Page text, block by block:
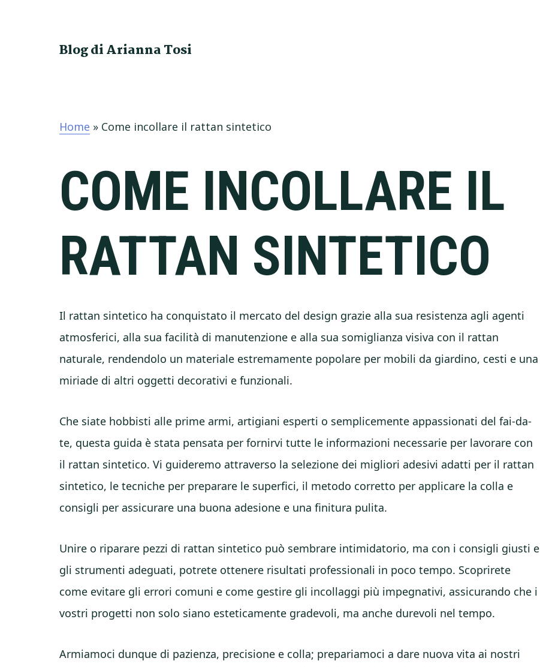
Blog di Arianna Tosi
Home » Come incollare il rattan sintetico
COME INCOLLARE IL
RATTAN SINTETICO
Il rattan sintetico ha conquistato il mercato del design grazie alla sua resistenza agli agenti
atmosferici, alla sua facilità di manutenzione e alla sua somiglianza visiva con il rattan
naturale, rendendolo un materiale estremamente popolare per mobili da giardino, cesti e una
miriade di altri oggetti decorativi e funzionali.
Che siate hobbisti alle prime armi, artigiani esperti o semplicemente appassionati del fai-da-
te, questa guida è stata pensata per fornirvi tutte le informazioni necessarie per lavorare con
il rattan sintetico. Vi guideremo attraverso la selezione dei migliori adesivi adatti per il rattan
sintetico, le tecniche per preparare le superfici, il metodo corretto per applicare la colla e
consigli per assicurare una buona adesione e una finitura pulita.
Unire o riparare pezzi di rattan sintetico può sembrare intimidatorio, ma con i consigli giusti e
gli strumenti adeguati, potrete ottenere risultati professionali in poco tempo. Scoprirete
come evitare gli errori comuni e come gestire gli incollaggi più impegnativi, assicurando che i
vostri progetti non solo siano esteticamente gradevoli, ma anche durevoli nel tempo.
Armiamoci dunque di pazienza, precisione e colla; prepariamoci a dare nuova vita ai nostri